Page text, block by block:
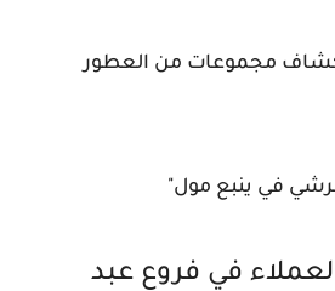
مجموعات من العطور
في ينبع مول"
في فروع عبد